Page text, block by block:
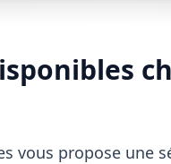
vous propose une